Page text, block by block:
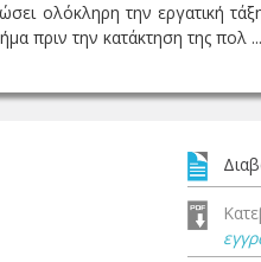
ολόκληρη την εργατική
πριν την κατάκτηση της πολ ...